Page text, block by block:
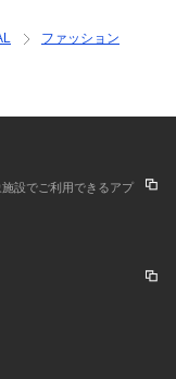
商品と色味が異な
必ず保管いただき
や性能に問題がない
ります。お買い上げ
耗するものでご購入
ファッション
設でご利用できるアプ